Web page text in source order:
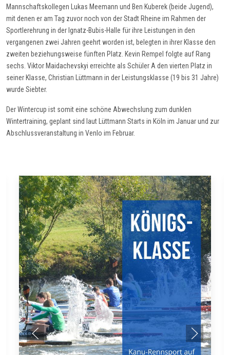
Mannschaftskollegen Lukas Meemann und Ben Kuberek (beide Jugend),
mit denen er am Tag zuvor noch von der Stadt Rheine im Rahmen der
Sportlerehrung in der Ignatz-Bubis-Halle für ihre Leistungen in den
vergangenen zwei Jahren geehrt worden ist, belegten in ihrer Klasse den
zweiten beziehungsweise fünften Platz. Kevin Rempel folgte auf Rang
sechs. Viktor Maidachevskyi erreichte als Schüler A den vierten Platz in
seiner Klasse, Christian Lüttmann in der Leistungsklasse (19 bis 31 Jahre)
wurde Siebter.
Der Wintercup ist somit eine schöne Abwechslung zum dunklen
Wintertraining, geplant sind laut Lüttmann Starts in Köln im Januar und zur
Abschlussveranstaltung in Venlo im Februar.